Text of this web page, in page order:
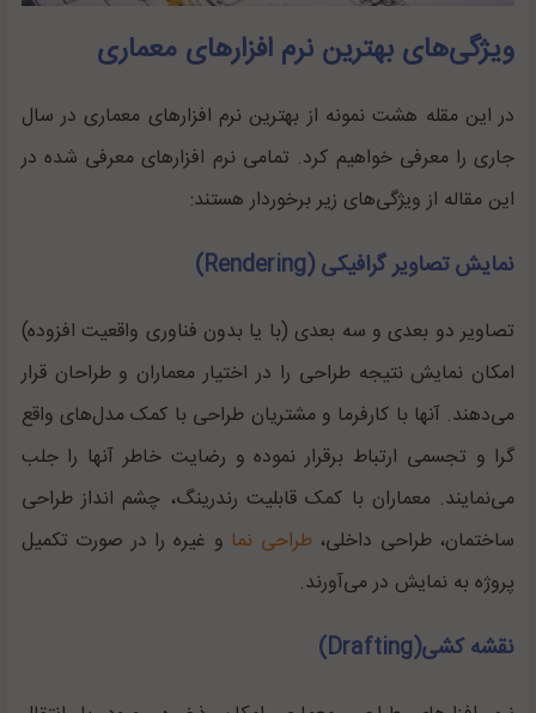
ویژگی‌های بهترین نرم افزارهای معماری
در این مقله هشت نمونه از بهترین نرم افزارهای معماری در سال
جاری را معرفی خواهیم کرد. تمامی نرم افزارهای معرفی شده در
این مقاله از ویژگی‌های زیر برخوردار هستند:
نمایش تصاویر گرافیکی (Rendering)
تصاویر دو بعدی و سه بعدی (با یا بدون فناوری واقعیت افزوده)
امکان نمایش نتیجه طراحی را در اختیار معماران و طراحان قرار
می‌دهند. آنها با کارفرما و مشتریان طراحی با کمک مدل‌های واقع
گرا و تجسمی ارتباط برقرار نموده و رضایت خاطر آنها را جلب
می‌نمایند. معماران با کمک قابلیت رندرینگ، چشم انداز طراحی
ساختمان، طراحی داخلی،طراحی نما و غیره را در صورت تکمیل
پروژه به نمایش در می‌آورند.
نقشه کشی(Drafting)